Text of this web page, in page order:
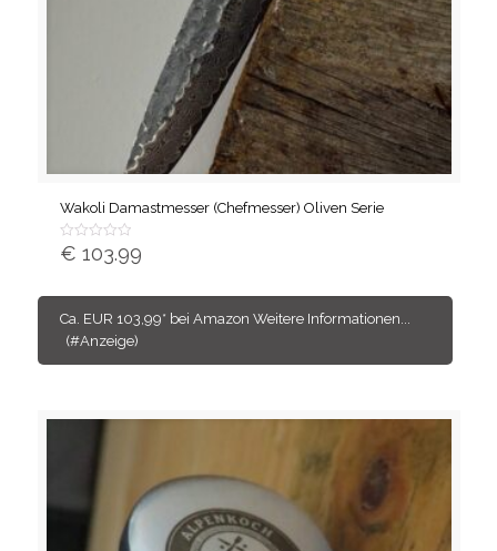
Wakoli Damastmesser (Chefmesser) Oliven Serie
Bewertet
mit
€ 103.99
Ca. EUR 103,99* bei Amazon Weitere Informationen...